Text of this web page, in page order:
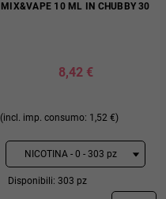
MIX&VAPE 10 ML IN CHUBBY 30
8,42 €
(incl. imp. consumo: 1,52 €)
Disponibili: 303 pz